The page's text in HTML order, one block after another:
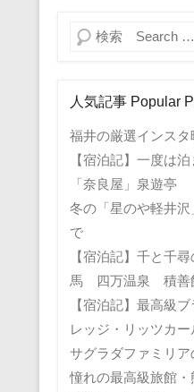
検索
人気記事 Popular
福井の厳選インス
【宿泊記】一度は
「奈良屋」泉遊亭
冬の「星のや軽井
で
【宿泊記】千と千
馬 四万温泉 積善
【宿泊記】最高級
レッジ・リッツカー
サグラダファミリ
憧れの最高級旅館